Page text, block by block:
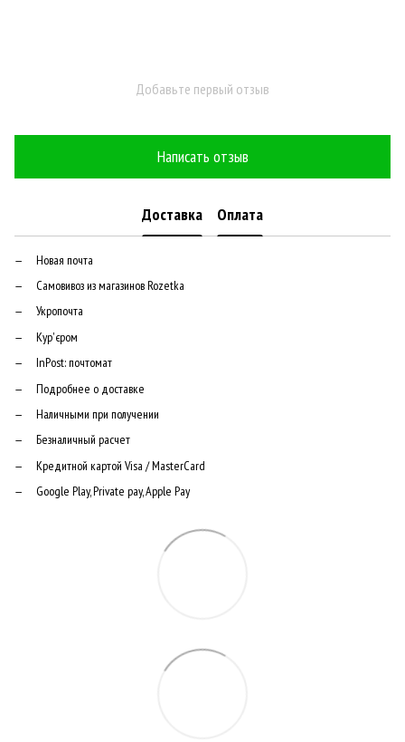
Добавьте первый отзыв
Написать отзыв
Доставка Оплата
Новая почта
Самовивоз из магазинов Rozetka
Укропочта
Кур'єром
InPost: почтомат
Подробнее о доставке
Наличными при получении
Безналичный расчет
Кредитной картой Visa / MasterCard
Google Play, Private pay, Apple Pay